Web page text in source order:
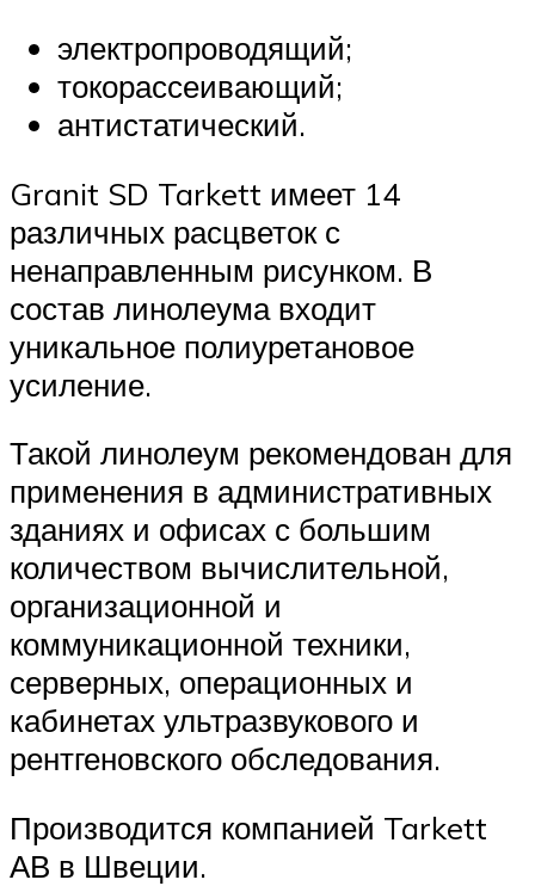
электропроводящий;
токорассеивающий;
антистатический.
Granit SD Tarkett имеет 14
различных расцветок с
ненаправленным рисунком. В
состав линолеума входит
уникальное полиуретановое
усиление.
Такой линолеум рекомендован для
применения в административных
зданиях и офисах с большим
количеством вычислительной,
организационной и
коммуникационной техники,
серверных, операционных и
кабинетах ультразвукового и
рентгеновского обследования.
Производится компанией Tarkett
АВ в Швеции.